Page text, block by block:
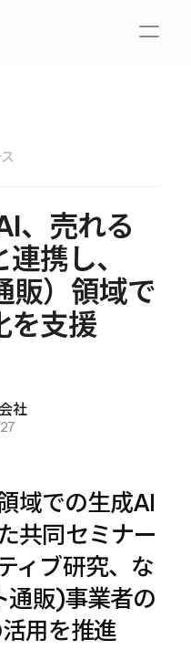
、売れる
携し、
販）領域で
を支援
社
域での生成AI
共同セミナー
ィブ研究、な
通販)事業者の
用を推進